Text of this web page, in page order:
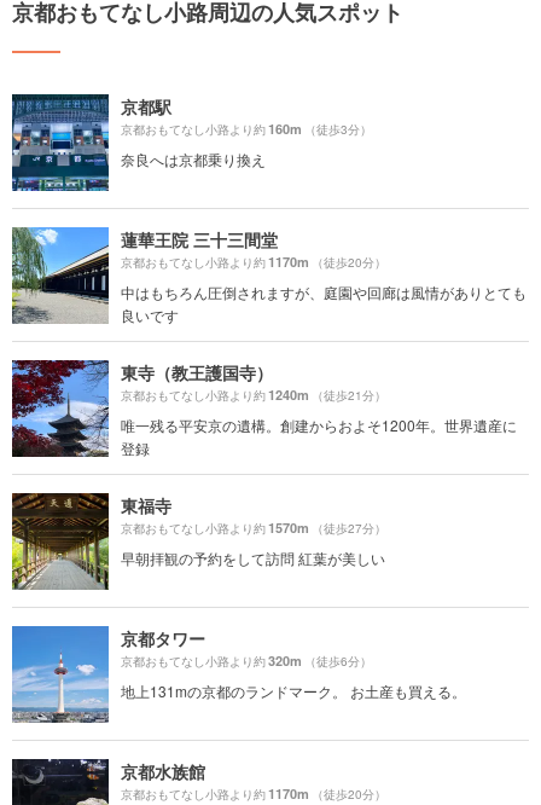
京都おもてなし小路周辺の人気スポット
京都駅
京都おもてなし小路より約160m （徒歩3分）
奈良へは京都乗り換え
蓮華王院 三十三間堂
京都おもてなし小路より約1170m （徒歩20分）
中はもちろん圧倒されますが、庭園や回廊は風情がありとても
良いです
東寺（教王護国寺）
京都おもてなし小路より約1240m （徒歩21分）
唯一残る平安京の遺構。創建からおよそ1200年。世界遺産に
登録
東福寺
京都おもてなし小路より約1570m （徒歩27分）
早朝拝観の予約をして訪問 紅葉が美しい
京都タワー
京都おもてなし小路より約320m （徒歩6分）
地上131mの京都のランドマーク。 お土産も買える。
京都水族館
京都おもてなし小路より約1170m （徒歩20分）